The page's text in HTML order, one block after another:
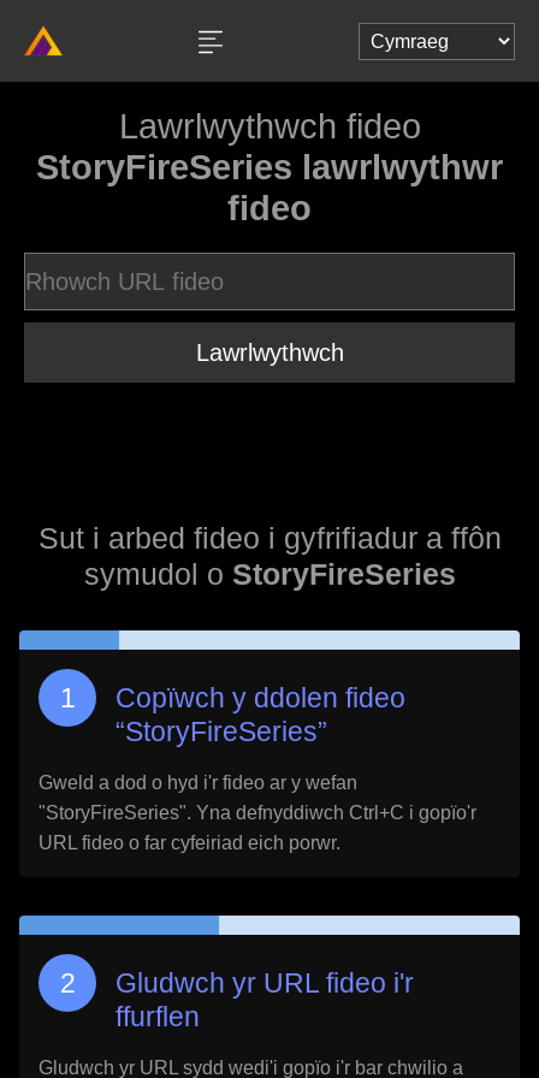
Lawrlwythwch fideo
StoryFireSeries lawrlwythwr
fideo
Lawrlwythwch
Sut i arbed fideo i gyfrifiadur a ffôn
symudol o StoryFireSeries
Copïwch y ddolen fideo
“StoryFireSeries”
Gweld a dod o hyd i'r fideo ar y wefan
"StoryFireSeries". Yna defnyddiwch Ctrl+C i gopïo'r
URL fideo o far cyfeiriad eich porwr.
Gludwch yr URL fideo i'r
ffurflen
Gludwch yr URL sydd wedi'i gopïo i'r bar chwilio a